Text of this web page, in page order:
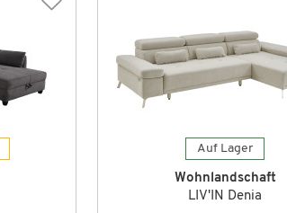
Auf Lager
Wohnlandschaft
LIV'IN Denia